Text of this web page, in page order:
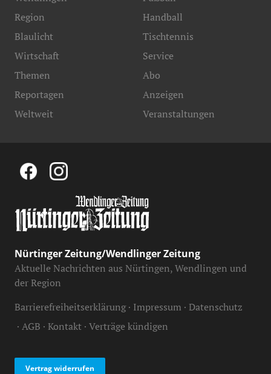
Region
Blaulicht
Handball
Tischtennis
Wirtschaft
Themen
Reportagen
Weltweit
Service
Abo
Anzeigen
Veranstaltungen
Nürtinger Zeitung/Wendlinger Zeitung
Aktuelle Nachrichten aus Nürtingen, Wendlingen und
der Region
Barrierefreiheitserklärung Impressum Datenschutz
AGB Kontakt Verträge kündigen
Vertrag widerrufen